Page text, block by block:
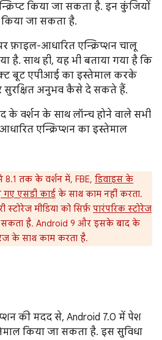
किया जा सकता है. इन कुंजियों
जा सकता है.
फ़ाइल-आधारित एन्क्रिप्शन चालू
है. साथ ही, यह भी बताया गया है कि
बूट एपीआई का इस्तेमाल करके
सुरक्षित अनुभव कैसे दे सकते हैं.
के वर्शन के साथ लॉन्च होने वाले सभी
एन्क्रिप्शन का इस्तेमाल
8.1 तक के वर्शन में, FBE, डिवाइस के
गए एसडी कार्ड के साथ काम नहीं करता.
स्टोरेज मीडिया को सिर्फ़ पारंपरिक स्टोरेज
सकता है. Android 9 और इसके बाद के
के साथ काम करता है.
की मदद से, Android 7.0 में पेश
किया जा सकता है. इस सुविधा